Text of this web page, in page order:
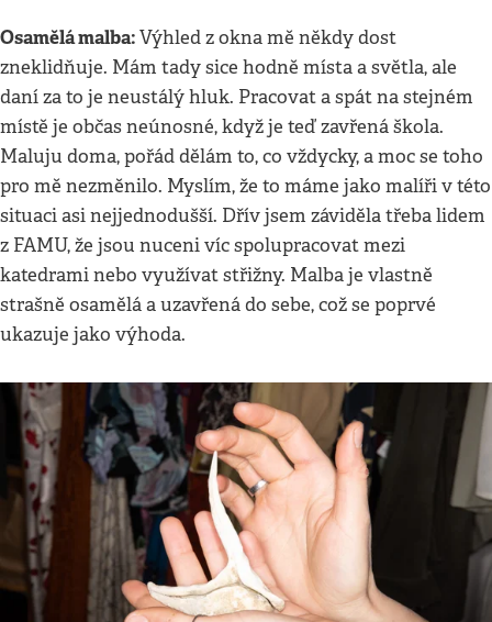
Osamělá malba:Výhled z okna mě někdy dost
zneklidňuje. Mám tady sice hodně místa a světla, ale
daní za to je neustálý hluk. Pracovat a spát na stejném
místě je občas neúnosné, když je teď zavřená škola.
Maluju doma, pořád dělám to, co vždycky, a moc se toho
pro mě nezměnilo. Myslím, že to máme jako malíři v této
situaci asi nejjednodušší. Dřív jsem záviděla třeba lidem
z FAMU, že jsou nuceni víc spolupracovat mezi
katedrami nebo využívat střižny. Malba je vlastně
strašně osamělá a uzavřená do sebe, což se poprvé
ukazuje jako výhoda.